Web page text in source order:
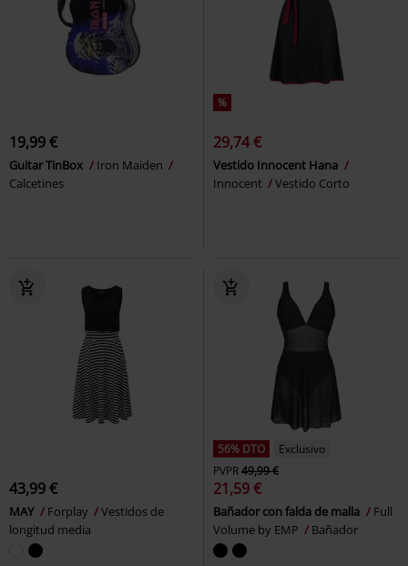
19,99 €
Guitar TinBox
Iron Maiden
Calcetines
%
29,74 €
Vestido Innocent Hana
Innocent
Vestido Corto
43,99 €
MAY Forplay
Vestidos de
longitud media
56% DTO
Exclusivo
PVPR49,99 €
21,59 €
Bañador con falda de malla
Full
Volume by EMP
Bañador